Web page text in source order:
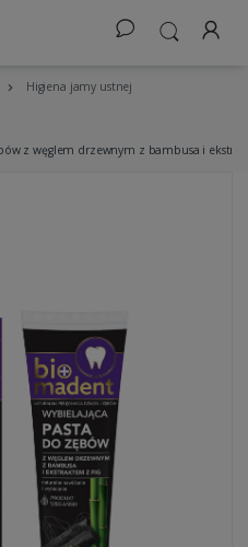
Higiena jamy ustnej
z węglem drzewnym z bambusa i